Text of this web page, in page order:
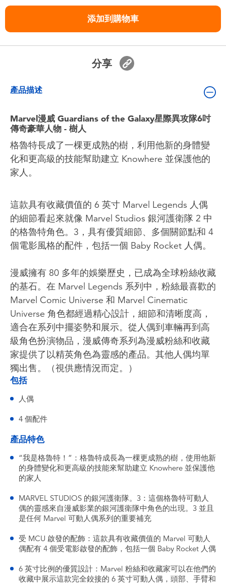
添加到購物車
分享
產品描述
Marvel漫威 Guardians of the Galaxy星際異攻隊6吋
傳奇豪華人物 - 樹人
格魯特長成了一棵更成熟的樹，利用他新的身體變
化和更高級的技能幫助建立 Knowhere 並保護他的
家人。
這款具有收藏價值的 6 英寸 Marvel Legends 人偶
的細節看起來就像 Marvel Studios 銀河護衛隊 2 中
的格魯特角色。3，具有優質細節、多個關節點和 4
個電影風格的配件，包括一個 Baby Rocket 人偶。
漫威擁有 80 多年的娛樂歷史，已成為全球粉絲收藏
的基石。在 Marvel Legends 系列中，粉絲最喜歡的
Marvel Comic Universe 和 Marvel Cinematic
Universe 角色都經過精心設計，細節和清晰度高，
適合在系列中擺姿勢和展示。從人偶到車輛再到高
級角色扮演物品，漫威傳奇系列為漫威粉絲和收藏
家提供了以精英角色為靈感的產品。其他人偶均單
獨出售。（視供應情況而定。）
包括
人偶
4 個配件
產品特色
“我是格魯特！”：格魯特成長為一棵更成熟的樹，使用他新
的身體變化和更高級的技能來幫助建立 Knowhere 並保護他
的家人
MARVEL STUDIOS 的銀河護衛隊。3：這個格魯特可動人
偶的靈感來自漫威影業的銀河護衛隊中角色的出現。3 並且
是任何 Marvel 可動人偶系列的重要補充
受 MCU 啟發的配飾：這款具有收藏價值的 Marvel 可動人
偶配有 4 個受電影啟發的配飾，包括一個 Baby Rocket 人偶
6 英寸比例的優質設計：Marvel 粉絲和收藏家可以在他們的
收藏中展示這款完全鉸接的 6 英寸可動人偶，頭部、手臂和